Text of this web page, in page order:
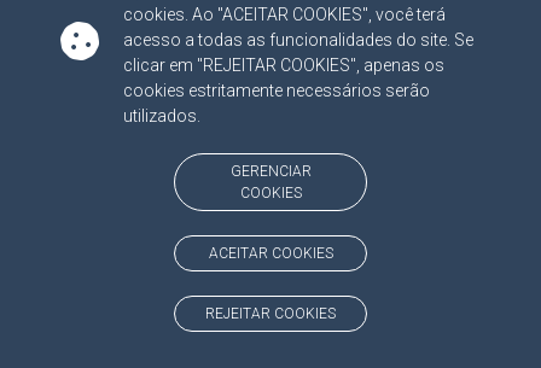
cookies. Ao "ACEITAR COOKIES", você terá
acesso a todas as funcionalidades do site. Se
clicar em "REJEITAR COOKIES", apenas os
cookies estritamente necessários serão
utilizados.
GERENCIAR
COOKIES
ACEITAR COOKIES
REJEITAR COOKIES
OUVIDORIA
ATRICON LINKS